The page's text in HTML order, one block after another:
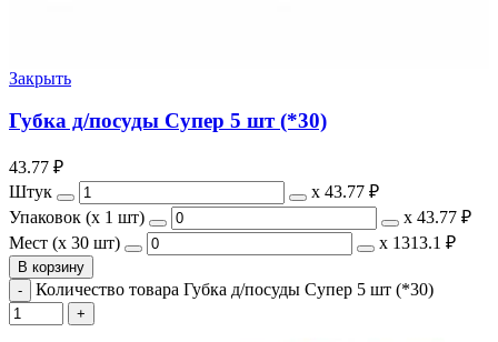
Закрыть
Губка д/посуды Супер 5 шт (*30)
43.77 ₽
Штук
х 43.77 ₽
Упаковок (x 1 шт)
х 43.77 ₽
Мест (x 30 шт)
х 1313.1 ₽
В корзину
Количество товара Губка д/посуды Супер 5 шт (*30)